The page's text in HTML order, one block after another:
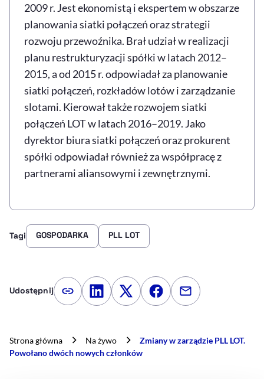
2009 r. Jest ekonomistą i ekspertem w obszarze
planowania siatki połączeń oraz strategii
rozwoju przewoźnika. Brał udział w realizacji
planu restrukturyzacji spółki w latach 2012–
2015, a od 2015 r. odpowiadał za planowanie
siatki połączeń, rozkładów lotów i zarządzanie
slotami. Kierował także rozwojem siatki
połączeń LOT w latach 2016–2019. Jako
dyrektor biura siatki połączeń oraz prokurent
spółki odpowiadał również za współpracę z
partnerami aliansowymi i zewnętrznymi.
Tagi GOSPODARKA PLL LOT
Udostępnij Kopiuj link artykułu
Udostępnij na LinkedIn
Udostępnij na Twitterze
Udostępnij na
Udostępnij
Strona główna Na żywo
Zmiany w zarządzie PLL LOT.
Powołano dwóch nowych członków